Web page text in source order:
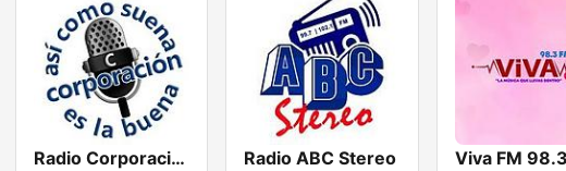
Radio Corporación (YNOW) Radio ABC Stereo Viva FM